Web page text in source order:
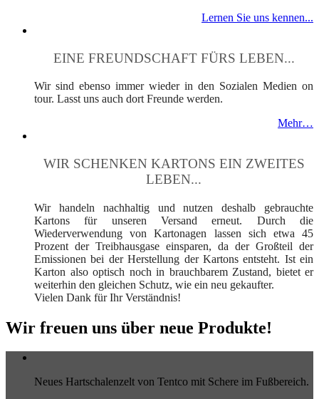
Lernen Sie uns kennen...
EINE FREUNDSCHAFT FÜRS LEBEN...
Wir sind ebenso immer wieder in den Sozialen Medien on
tour. Lasst uns auch dort Freunde werden.
Mehr…
WIR SCHENKEN KARTONS EIN ZWEITES
LEBEN...
Wir handeln nachhaltig und nutzen deshalb gebrauchte
Kartons für unseren Versand erneut. Durch die
Wiederverwendung von Kartonagen lassen sich etwa 45
Prozent der Treibhausgase einsparen, da der Großteil der
Emissionen bei der Herstellung der Kartons entsteht. Ist ein
Karton also optisch noch in brauchbarem Zustand, bietet er
weiterhin den gleichen Schutz, wie ein neu gekaufter.
Vielen Dank für Ihr Verständnis!
Wir freuen uns über neue Produkte!
Neues Hartschalenzelt von Tentco mit Schere im Fußbereich.